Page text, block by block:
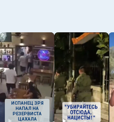
ИСПАНЕЦ ЗРЯ
НАПАЛ НА
РЕЗЕРВИСТА
ЦАХАЛА